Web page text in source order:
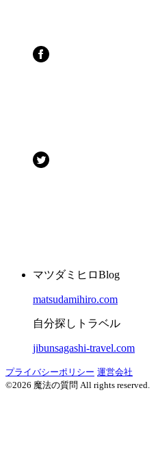
マツダミヒロBlog
matsudamihiro.com
自分探しトラベル
jibunsagashi-travel.com
プライバシーポリシー 運営会社
©2026 魔法の質問 All rights reserved.